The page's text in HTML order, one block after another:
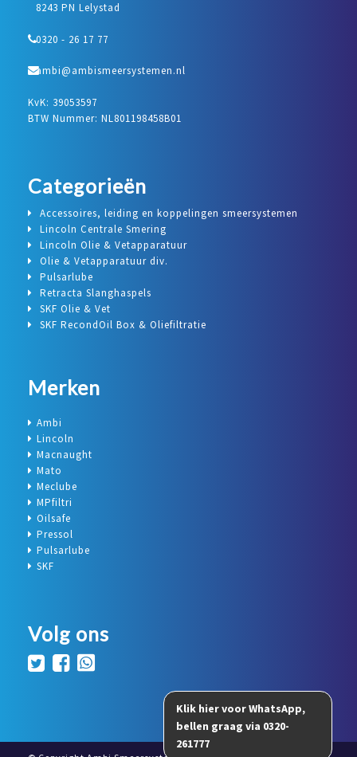
8243 PN Lelystad
0320 - 26 17 77
ambi@ambismeersystemen.nl
KvK: 39053597
BTW Nummer: NL801198458B01
Categorieën
Accessoires, leiding en koppelingen smeersystemen
Lincoln Centrale Smering
Lincoln Olie & Vetapparatuur
Olie & Vetapparatuur div.
Pulsarlube
Retracta Slanghaspels
SKF Olie & Vet
SKF RecondOil Box & Oliefiltratie
Merken
Ambi
Lincoln
Macnaught
Mato
Meclube
MPfiltri
Oilsafe
Pressol
Pulsarlube
SKF
Volg ons